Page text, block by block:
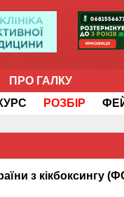
ПРО ГАЛКУ
РОЗБІР
з кікбоксингу